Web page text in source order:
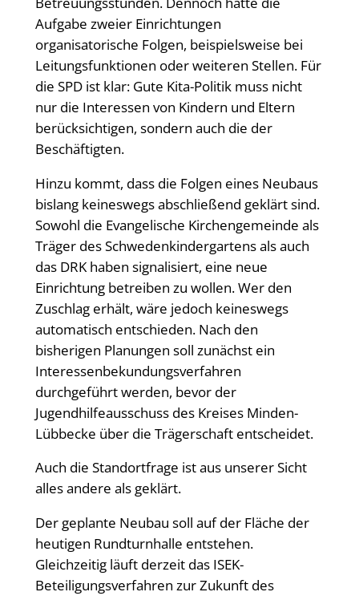
Aufgabe zweier Einrichtungen
organisatorische Folgen, beispielsweise bei
Leitungsfunktionen oder weiteren Stellen. Für
die SPD ist klar: Gute Kita-Politik muss nicht
nur die Interessen von Kindern und Eltern
berücksichtigen, sondern auch die der
Beschäftigten.
Hinzu kommt, dass die Folgen eines Neubaus
bislang keineswegs abschließend geklärt sind.
Sowohl die Evangelische Kirchengemeinde als
Träger des Schwedenkindergartens als auch
das DRK haben signalisiert, eine neue
Einrichtung betreiben zu wollen. Wer den
Zuschlag erhält, wäre jedoch keineswegs
automatisch entschieden. Nach den
bisherigen Planungen soll zunächst ein
Interessenbekundungsverfahren
durchgeführt werden, bevor der
Jugendhilfeausschuss des Kreises Minden-
Lübbecke über die Trägerschaft entscheidet.
Auch die Standortfrage ist aus unserer Sicht
alles andere als geklärt.
Der geplante Neubau soll auf der Fläche der
heutigen Rundturnhalle entstehen.
Gleichzeitig läuft derzeit das ISEK-
Beteiligungsverfahren zur Zukunft des